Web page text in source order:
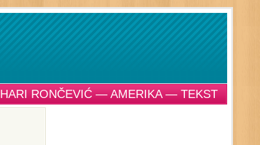
HARI RONČEVIĆ — AMERIKA — TEKST